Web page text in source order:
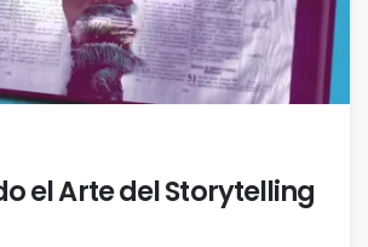
0
el Arte del Storytelling